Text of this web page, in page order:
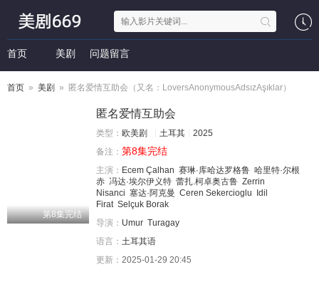
首页 美剧 问题留言
首页 » 美剧 » 匿名爱情互助会（又名：LoversAnonymousAdsızAşıklar）
第8集完结
匿名爱情互助会
类型： 欧美剧 土耳其
2025
备注： 第8集完结
主演： Ecem Çalhan 赛琳·库哈达罗格鲁 哈里特·尔根
赤 冯达·埃尔伊义特 蕾扎.柯卓奥古鲁 Zerrin
Nisanci 塞达·阿克曼 Ceren Sekercioglu
Idil
Firat Selçuk Borak
导演： Umur Turagay
语言： 土耳其语
更新： 2025-01-29 20:45